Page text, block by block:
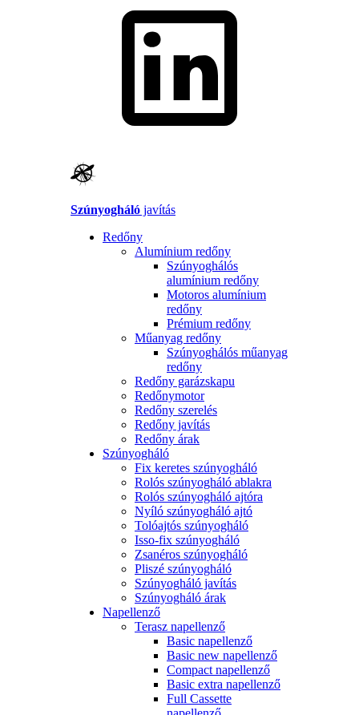
Szúnyogháló javítás
Redőny
Alumínium redőny
Szúnyoghálós
alumínium redőny
Motoros alumínium
redőny
Prémium redőny
Műanyag redőny
Szúnyoghálós műanyag
redőny
Redőny garázskapu
Redőnymotor
Redőny szerelés
Redőny javítás
Redőny árak
Szúnyogháló
Fix keretes szúnyogháló
Rolós szúnyogháló ablakra
Rolós szúnyogháló ajtóra
Nyíló szúnyogháló ajtó
Tolóajtós szúnyogháló
Isso-fix szúnyogháló
Zsanéros szúnyogháló
Pliszé szúnyogháló
Szúnyogháló javítás
Szúnyogháló árak
Napellenző
Terasz napellenző
Basic napellenző
Basic new napellenző
Compact napellenző
Basic extra napellenző
Full Cassette